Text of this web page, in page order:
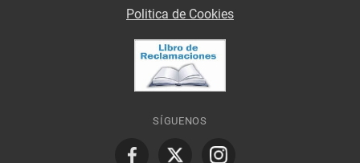
Politica de Cookies
SÍGUENOS